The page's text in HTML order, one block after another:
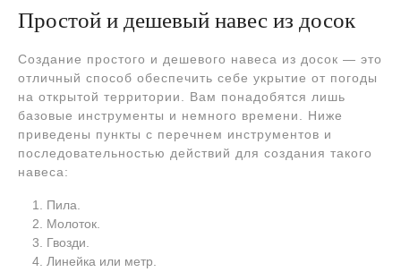
Простой и дешевый навес из досок
Создание простого и дешевого навеса из досок — это
отличный способ обеспечить себе укрытие от погоды
на открытой территории. Вам понадобятся лишь
базовые инструменты и немного времени. Ниже
приведены пункты с перечнем инструментов и
последовательностью действий для создания такого
навеса:
Пила.
Молоток.
Гвозди.
Линейка или метр.